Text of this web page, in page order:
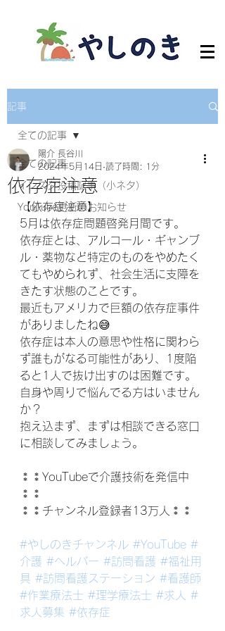
記事
全ての記事
インスタ投稿記事（小ネタ）
YouTube更新のお知らせ
全ての記事
依存症注意
陽介 長谷川
2024年5月14日 読了時間: 1分
【依存症注意】
5月は依存症問題啓発月間です。
依存症とは、アルコール・ギャンブ
ル・薬物など特定のものをやめたく
てもやめられず、社会生活に支障を
きたす状態のことです。
最近もアメリカで巨額の依存症事件
がありましたね😅
依存症は本人の意思や性格に関わら
ず誰もがなる可能性があり、1度陥
ると1人で抜け出すのは困難です。
自身や周りで悩んでる方はいません
か？
抱え込まず、まずは相談できる窓口
に相談してみましょう。
⁑⁑YouTubeで介護技術を発信中
⁑⁑
⁑⁑チャンネル登録者13万人⁑⁑
#やしのきチャンネル #YouTube #
介護 #ヘルパー #訪問看護 #福祉用
具 #訪問看護ステーション #看護師
#作業療法士 #理学療法士 #求人
#
求人募集 #依存症